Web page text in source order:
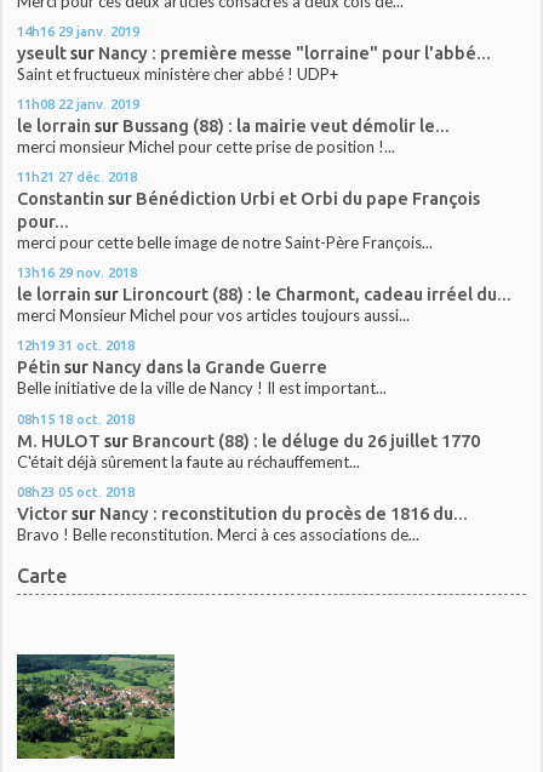
14h16 29 janv. 2019
yseultsur Nancy : première messe "lorraine" pour l'abbé...
Saint et fructueux ministère cher abbé ! UDP+
11h08 22 janv. 2019
le lorrain sur Bussang (88) : la mairie veut démolir le...
merci monsieur Michel pour cette prise de position !...
11h21 27 déc. 2018
Constantin sur Bénédiction Urbi et Orbi du pape François
pour...
merci pour cette belle image de notre Saint-Père François...
13h16 29 nov. 2018
le lorrain sur Lironcourt (88) : le Charmont, cadeau irréel du...
merci Monsieur Michel pour vos articles toujours aussi...
12h19 31 oct. 2018
Pétin sur Nancy dans la Grande Guerre
Belle initiative de la ville de Nancy ! Il est important...
08h15 18 oct. 2018
M. HULOT sur Brancourt (88) : le déluge du 26 juillet 1770
C'était déjà sûrement la faute au réchauffement...
08h23 05 oct. 2018
Victorsur Nancy : reconstitution du procès de 1816 du...
Bravo ! Belle reconstitution. Merci à ces associations de...
Carte